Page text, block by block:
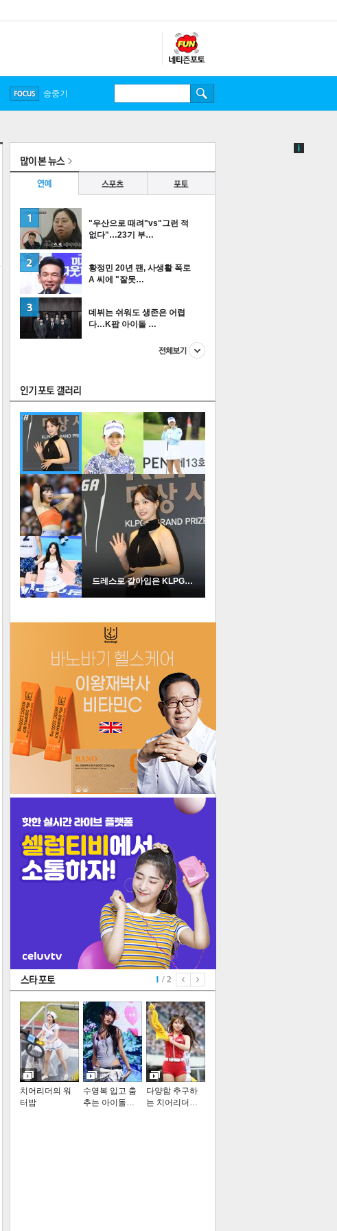
FOCUS
많이 본 뉴스
연예
스포츠 포토
"우산으로 때려"vs"그런 적
없다"…23기 부…
2
황정민 20년 팬, 사생활 폭로
A 씨에 "잘못…
데뷔는 쉬워도 생존은 어렵
다…K팝 아이돌 …
더보기
인기포토
드레스로 갈아입은 KLPGA …
1 / 2
치어리더의 워
터밤
수영복 입고 춤
추는 아이돌…
다양함 추구하
는 치어리더…